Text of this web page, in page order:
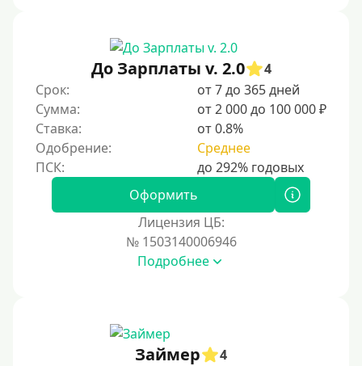
До Зарплаты v. 2.0
4
Срок:
от 7 до 365 дней
Сумма:
от 2 000 до 100 000 ₽
Ставка:
от 0.8%
Одобрение:
Среднее
Оформить
Лицензия ЦБ:
№ 1503140006946
Подробнее
Займер
4